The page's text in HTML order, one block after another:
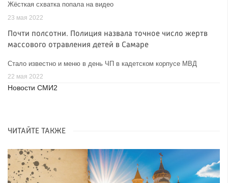
Жёсткая схватка попала на видео
23 мая 2022
Почти полсотни. Полиция назвала точное число жертв
массового отравления детей в Самаре
Стало известно и меню в день ЧП в кадетском корпусе МВД
22 мая 2022
Новости СМИ2
ЧИТАЙТЕ ТАКЖЕ